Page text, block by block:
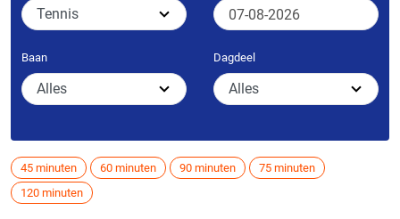
Baan Dagdeel
45 minuten 60 minuten 90 minuten
75 minuten
120 minuten